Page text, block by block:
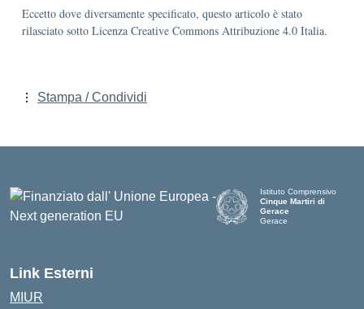
Eccetto dove diversamente specificato, questo articolo è stato
rilasciato sotto Licenza Creative Commons Attribuzione 4.0 Italia.
Stampa / Condividi
Istituto Comprensivo
Cinque Martiri di
Gerace
Gerace
Link Esterni
MIUR